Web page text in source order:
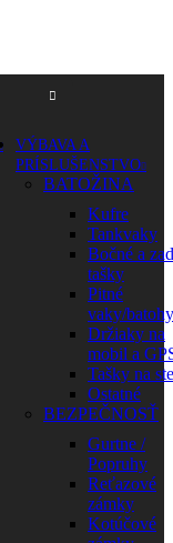
VÝBAVA A
PRÍSLUŠENSTVO
BATOŽINA
Kufre
Tankvaky
Bočné a
tašky
Pitné
vaky/batohy
Držiaky na
mobil a
Tašky na
Ostatné
BEZPEČNOSŤ
Gurtne /
Popruhy
Reťazové
zámky
Kotúčové